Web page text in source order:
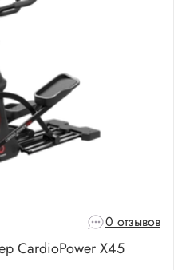
0 отзывов
CardioPower X45